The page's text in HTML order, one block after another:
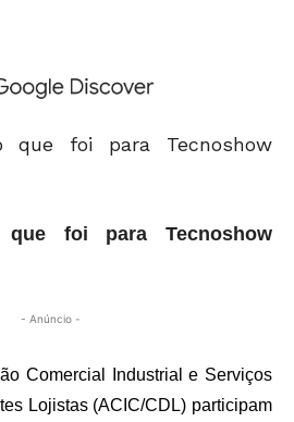
foi para Tecnoshow
- Anúncio -
Comercial Industrial e Serviços
Lojistas (ACIC/CDL) participam